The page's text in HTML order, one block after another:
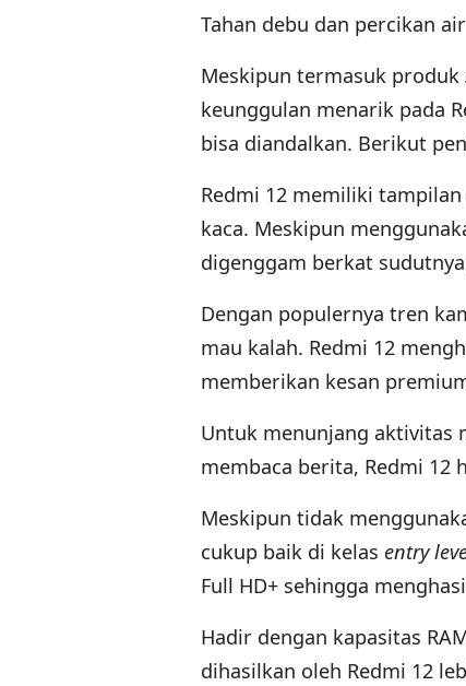
Tahan debu dan percikan
Meskipun termasuk produk
keunggulan menarik pada
bisa diandalkan. Berikut
Redmi 12 memiliki tampilan
kaca. Meskipun
digenggam berkat
Dengan populernya tren
mau kalah. Redmi 12
memberikan kesan
Untuk menunjang aktivitas
membaca berita, Redmi 12
Meskipun tidak
cukup baik di kelas entry
Full HD+ sehingga
Hadir dengan kapasitas
dihasilkan oleh Redmi 12